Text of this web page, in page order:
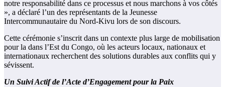
notre responsabilité dans ce processus et nous marchons à vos côtés
», a déclaré l’un des représentants de la Jeunesse
Intercommunautaire du Nord-Kivu lors de son discours.
Cette cérémonie s’inscrit dans un contexte plus large de mobilisation
pour la dans l’Est du Congo, où les acteurs locaux, nationaux et
internationaux recherchent des solutions durables aux conflits qui y
sévissent.
Un Suivi Actif de l’Acte d’Engagement pour la Paix